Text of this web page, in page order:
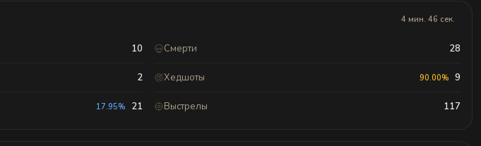
4 мин. 46 сек.
10 Смерти 28
2 Хедшоты 90.00% 9
17.95% 21 Выстрелы 117